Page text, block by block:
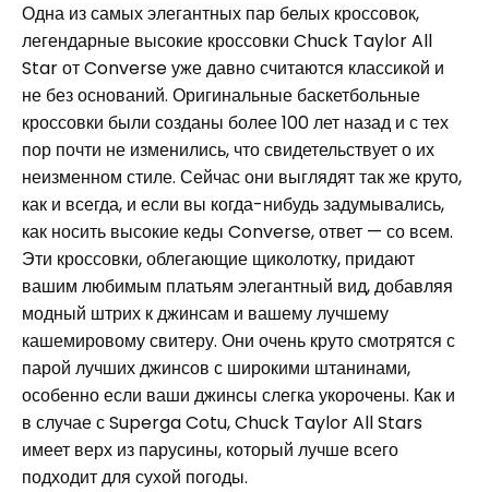
Одна из самых элегантных пар белых кроссовок,
легендарные высокие кроссовки Chuck Taylor All
Star от Converse уже давно считаются классикой и
не без оснований. Оригинальные баскетбольные
кроссовки были созданы более 100 лет назад и с тех
пор почти не изменились, что свидетельствует о их
неизменном стиле. Сейчас они выглядят так же круто,
как и всегда, и если вы когда-нибудь задумывались,
как носить высокие кеды Converse, ответ — со всем.
Эти кроссовки, облегающие щиколотку, придают
вашим любимым платьям элегантный вид, добавляя
модный штрих к джинсам и вашему лучшему
кашемировому свитеру. Они очень круто смотрятся с
парой лучших джинсов с широкими штанинами,
особенно если ваши джинсы слегка укорочены. Как и
в случае с Superga Cotu, Chuck Taylor All Stars
имеет верх из парусины, который лучше всего
подходит для сухой погоды.